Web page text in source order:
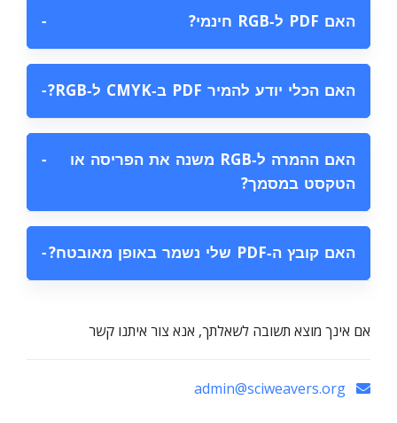
האם PDF ל‑RGB חינמי? −
האם הכלי יודע להמיר PDF ב‑CMYK ל‑RGB? −
האם ההמרה ל‑RGB משנה את הפריסה או
הטקסט במסמך?
−
האם קובץ ה‑PDF שלי נשמר באופן מאובטח? −
אם אינך מוצא תשובה לשאלתך, אנא צור איתנו קשר